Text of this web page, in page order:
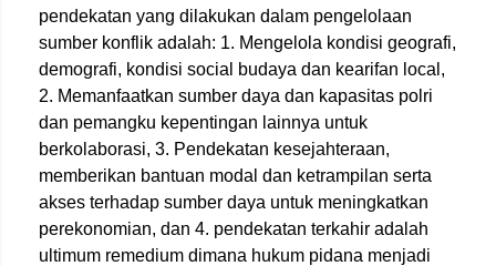
pendekatan yang dilakukan dalam pengelolaan
sumber konflik adalah: 1. Mengelola kondisi geografi,
demografi, kondisi social budaya dan kearifan local,
2. Memanfaatkan sumber daya dan kapasitas polri
dan pemangku kepentingan lainnya untuk
berkolaborasi, 3. Pendekatan kesejahteraan,
memberikan bantuan modal dan ketrampilan serta
akses terhadap sumber daya untuk meningkatkan
perekonomian, dan 4. pendekatan terkahir adalah
ultimum remedium dimana hukum pidana menjadi